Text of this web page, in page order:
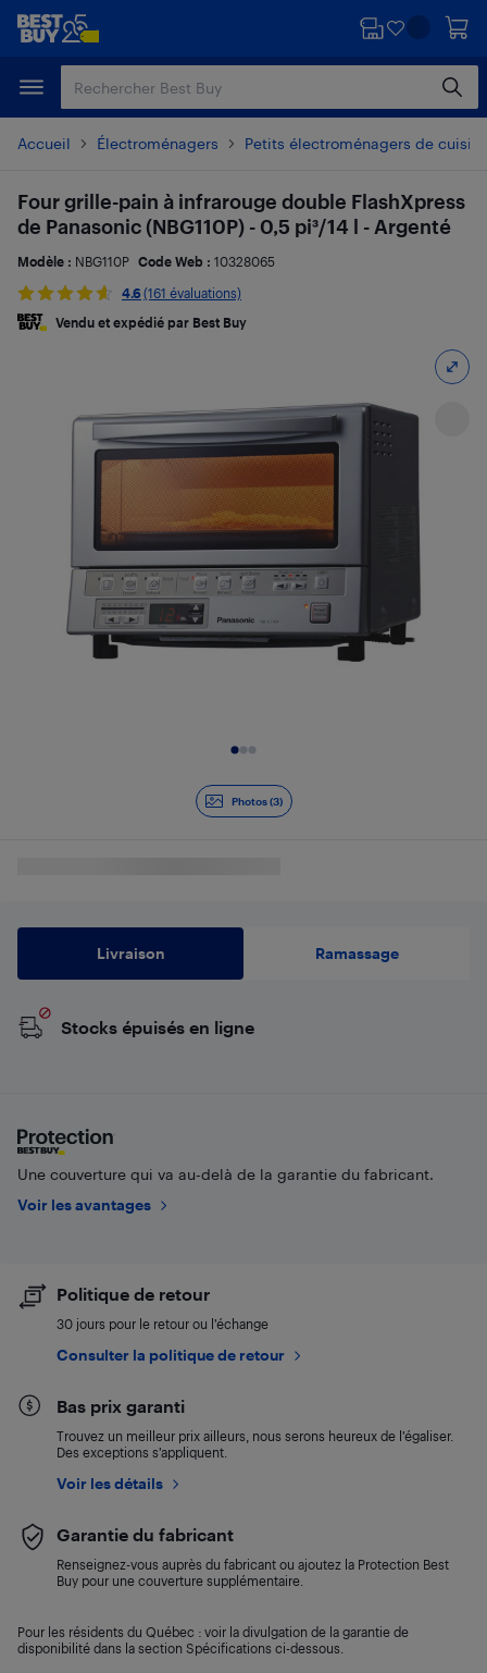
Passer
principal
Passer
Accueil Électroménagers Petits électroménagers de
Photos (3)
Four grille-pain à infrarouge double FlashXpress
de Panasonic (NBG110P) - 0,5 pi³/14 l - Argenté
Modèle : NBG110P Code Web : 10328065
4.6 (161 évaluations)
Vendu et expédié par Best Buy
Livraison Ramassage
Stocks épuisés en ligne
Une couverture qui va au-delà de la garantie du fabricant.
Voir les avantages
Politique de retour
30 jours pour le retour ou l’échange
Consulter la politique de retour
Bas prix garanti
Trouvez un meilleur prix ailleurs, nous serons heureux de l’égaliser.
Des exceptions s’appliquent.
Voir les détails
Garantie du fabricant
Renseignez-vous auprès du fabricant ou ajoutez la Protection Best
Buy pour une couverture supplémentaire.
Pour les résidents du Québec : voir la divulgation de la garantie de
disponibilité dans la section Spécifications ci-dessous.